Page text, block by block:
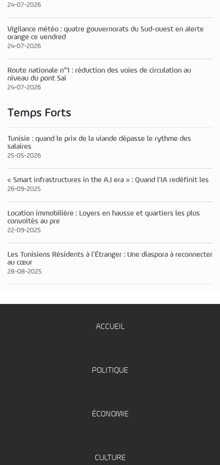
24-07-2026
Vigilance météo : quatre gouvernorats du Sud-ouest en alerte
orange ce vendred
24-07-2026
Route nationale n°1 : réduction des voies de circulation au
niveau du pont Sai
24-07-2026
Temps Forts
Tunisie : quand le prix de la viande dépasse le rythme des
salaires
25-05-2026
« Smart infrastructures in the A.I era » : Quand l’IA redéfinit les
26-09-2025
Location immobilière : Loyers en hausse et quartiers les plus
convoités au pre
22-09-2025
Les Tunisiens Résidents à l’Étranger : Une diaspora à reconnecter
au cœur
28-08-2025
ACCUEIL
POLITIQUE
ÉCONOMIE
CULTURE